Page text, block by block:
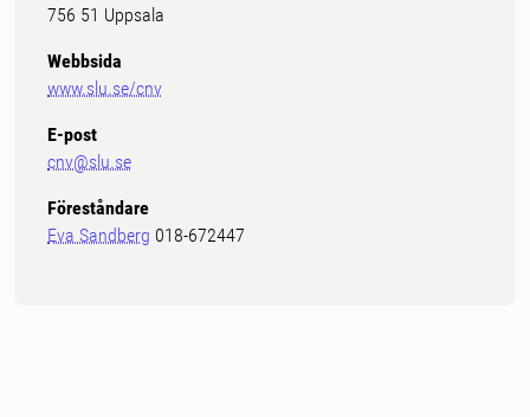
756 51 Uppsala
Webbsida
www.slu.se/cnv
E-post
cnv@slu.se
Föreståndare
Eva Sandberg 018-672447